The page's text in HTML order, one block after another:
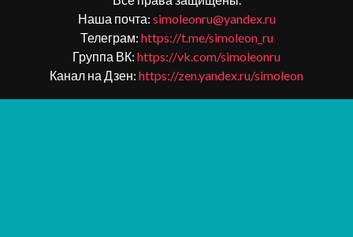
Наша почта: simoleonru@yandex.ru
Телеграм: https://t.me/simoleon_ru
Группа ВК: https://vk.com/simoleonru
Канал на Дзен: https://zen.yandex.ru/simoleon